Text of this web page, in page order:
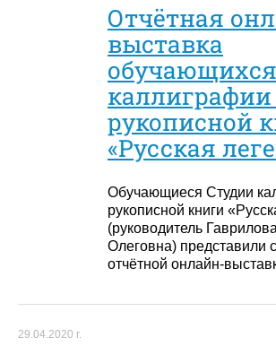
Отчётная
выставка
рукописной
«Русская
Обучающиеся Студии
рукописной книги
(руководитель
Олеговна) представили
отчётной онлайн-
29.04.2020 г.